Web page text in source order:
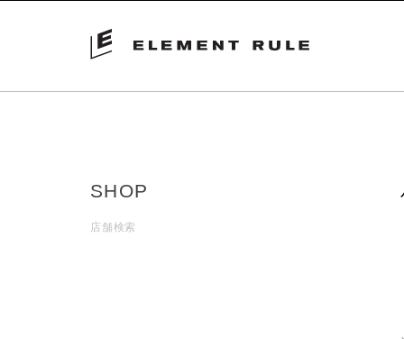
SHOP
店舗検索